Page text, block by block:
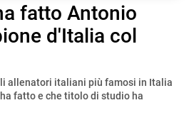
fatto Antonio
d'Italia col
allenatori italiani più famosi in Italia
fatto e che titolo di studio ha